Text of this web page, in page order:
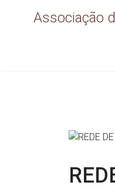
Associação